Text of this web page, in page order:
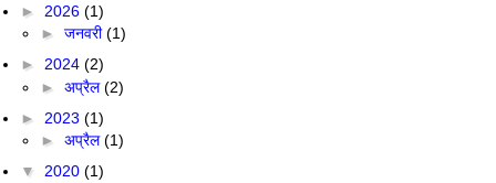
► 2026 (1)
► जनवरी(1)
► 2024 (2)
► अप्रैल(2)
► 2023 (1)
► अप्रैल(1)
▼ 2020 (1)